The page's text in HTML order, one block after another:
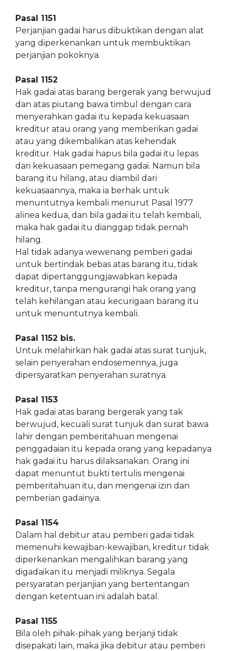
Pasal 1151
Perjanjian gadai harus dibuktikan dengan alat
yang diperkenankan untuk membuktikan
perjanjian pokoknya.
Pasal 1152
Hak gadai atas barang bergerak yang berwujud
dan atas piutang bawa timbul dengan cara
menyerahkan gadai itu kepada kekuasaan
kreditur atau orang yang memberikan gadai
atau yang dikembalikan atas kehendak
kreditur. Hak gadai hapus bila gadai itu lepas
dari kekuasaan pemegang gadai. Namun bila
barang itu hilang, atau diambil dari
kekuasaannya, maka ia berhak untuk
menuntutnya kembali menurut Pasal 1977
alinea kedua, dan bila gadai itu telah kembali,
maka hak gadai itu dianggap tidak pernah
hilang.
Hal tidak adanya wewenang pemberi gadai
untuk bertindak bebas atas barang itu, tidak
dapat dipertanggungjawabkan kepada
kreditur, tanpa mengurangi hak orang yang
telah kehilangan atau kecurigaan barang itu
untuk menuntutnya kembali.
Pasal 1152 bis.
Untuk melahirkan hak gadai atas surat tunjuk,
selain penyerahan endosemennya, juga
dipersyaratkan penyerahan suratnya.
Pasal 1153
Hak gadai atas barang bergerak yang tak
berwujud, kecuali surat tunjuk dan surat bawa
lahir dengan pemberitahuan mengenai
penggadaian itu kepada orang yang kepadanya
hak gadai itu harus dilaksanakan. Orang ini
dapat menuntut bukti tertulis mengenai
pemberitahuan itu, dan mengenai izin dan
pemberian gadainya.
Pasal 1154
Dalam hal debitur atau pemberi gadai tidak
memenuhi kewajiban-kewajiban, kreditur tidak
diperkenankan mengalihkan barang yang
digadaikan itu menjadi miliknya. Segala
persyaratan perjanjian yang bertentangan
dengan ketentuan ini adalah batal.
Pasal 1155
Bila oleh pihak-pihak yang berjanji tidak
disepakati lain, maka jika debitur atau pemberi